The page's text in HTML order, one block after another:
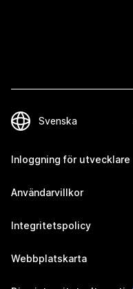
Inloggning för utvecklare
Användarvillkor
Integritetspolicy
Webbplatskarta